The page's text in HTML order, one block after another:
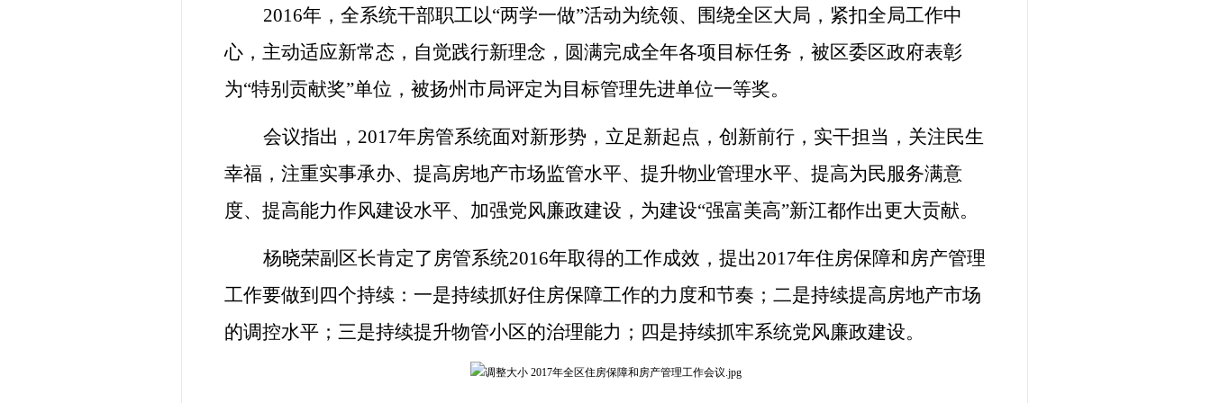
2016年，全系统干部职工以“两学一做”活动为统领、围绕全区大局，紧扣全局工作中
心，主动适应新常态，自觉践行新理念，圆满完成全年各项目标任务，被区委区政府表彰
为“特别贡献奖”单位，被扬州市局评定为目标管理先进单位一等奖。
会议指出，2017年房管系统面对新形势，立足新起点，创新前行，实干担当，关注民生
幸福，注重实事承办、提高房地产市场监管水平、提升物业管理水平、提高为民服务满意
度、提高能力作风建设水平、加强党风廉政建设，为建设“强富美高”新江都作出更大贡献。
杨晓荣副区长肯定了房管系统2016年取得的工作成效，提出2017年住房保障和房产管理
工作要做到四个持续：一是持续抓好住房保障工作的力度和节奏；二是持续提高房地产市场
的调控水平；三是持续提升物管小区的治理能力；四是持续抓牢系统党风廉政建设。